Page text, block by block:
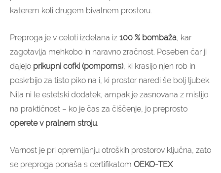
katerem koli drugem bivalnem prostoru.
Preproga je v celoti izdelana iz 100 % bombaža, kar
zagotavlja mehkobo in naravno zračnost. Poseben čar ji
dajejo prikupni cofki (pompoms), ki krasijo njen rob in
poskrbijo za tisto piko na i, ki prostor naredi še bolj ljubek.
Nila ni le estetski dodatek, ampak je zasnovana z mislijo
na praktičnost – ko je čas za čiščenje, jo preprosto
operete v pralnem stroju.
Varnost je pri opremljanju otroških prostorov ključna, zato
se preproga ponaša s certifikatom OEKO-TEX